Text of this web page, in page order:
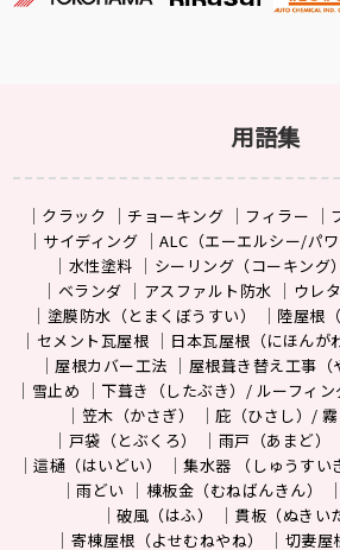
用語集
クラック チョーキング フィラー
サイディング
ALC（エーエルシー/パワ
水性塗料
シーリング（コーキング
ベランダ
アスファルト防水 ウレ
塗膜防水（とまくぼうすい）
陸屋根
セメント瓦屋根
日本瓦屋根（にほんが
屋根カバー工法
屋根葺き替え工事（
雪止め
下葺き（したぶき）/ ルーフィン
笠木（かさぎ）
庇（ひさし）/ 霧
戸袋（とぶくろ）
雨戸（あまど）
這樋（はいどい）
集水器 （しゅうすい
雨どい
棟板金（むねばんきん）
破風（はふ）
貫板（ぬきい
寄棟屋根（よせむねやね）
切妻屋